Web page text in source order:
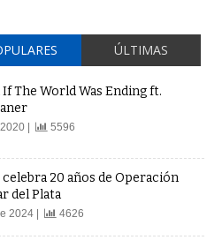
ÚLTIMAS
If The World Was Ending ft.
| 5596
celebra 20 años de Operación
del Plata
2024 | 4626